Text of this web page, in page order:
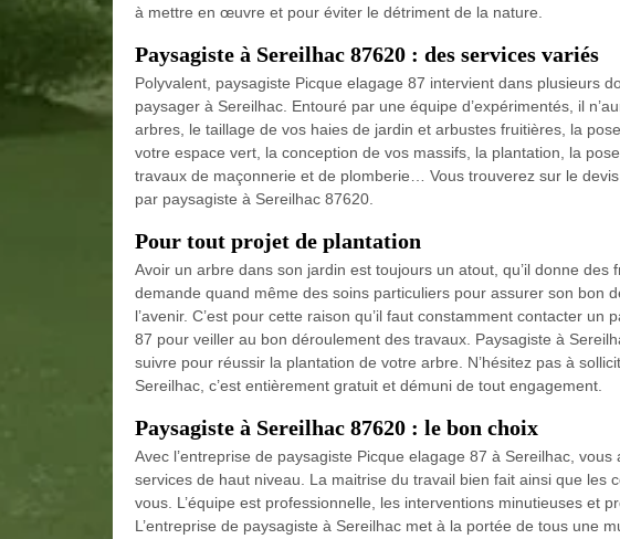
à mettre en œuvre et pour éviter le détriment de la nature.
Paysagiste à Sereilhac 87620 : des services variés
Polyvalent, paysagiste Picque elagage 87 intervient dans plusieurs
paysager à Sereilhac. Entouré par une équipe d’expérimentés, il
arbres, le taillage de vos haies de jardin et arbustes fruitières, la
votre espace vert, la conception de vos massifs, la plantation, la
travaux de maçonnerie et de plomberie… Vous trouverez sur le
par paysagiste à Sereilhac 87620.
Pour tout projet de plantation
Avoir un arbre dans son jardin est toujours un atout, qu’il donne des
demande quand même des soins particuliers pour assurer son bon
l’avenir. C’est pour cette raison qu’il faut constamment contacter
87 pour veiller au bon déroulement des travaux. Paysagiste à
suivre pour réussir la plantation de votre arbre. N’hésitez pas à
Sereilhac, c’est entièrement gratuit et démuni de tout engagement.
Paysagiste à Sereilhac 87620 : le bon choix
Avec l’entreprise de paysagiste Picque elagage 87 à Sereilhac,
services de haut niveau. La maitrise du travail bien fait ainsi que les
vous. L’équipe est professionnelle, les interventions minutieuses et
L’entreprise de paysagiste à Sereilhac met à la portée de tous une